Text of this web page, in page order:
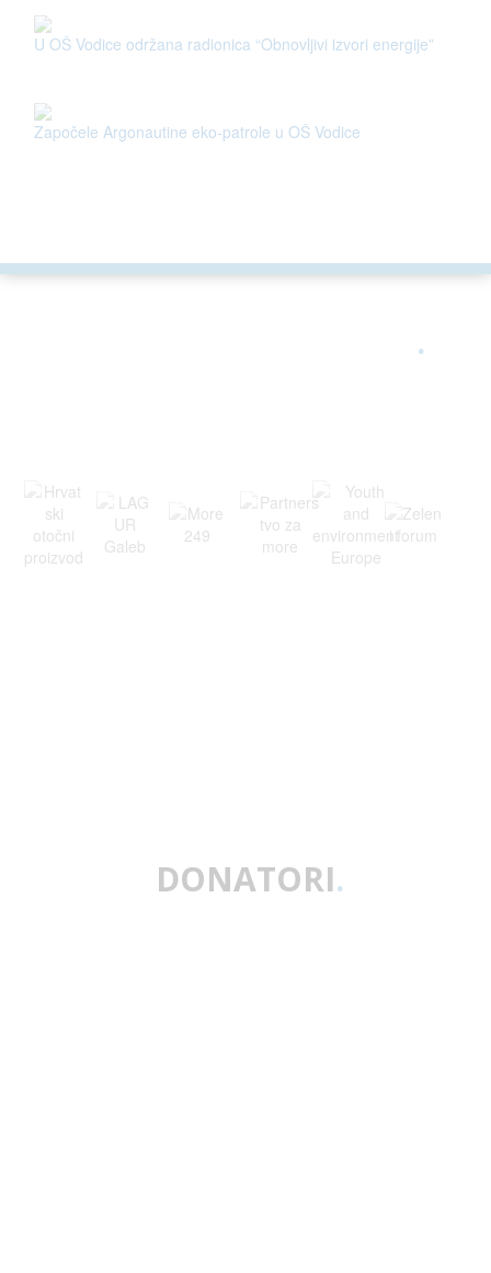
U OŠ Vodice održana radionica “Obnovljivi izvori energije”
Započele Argonautine eko-patrole u OŠ Vodice
.
DONATORI.